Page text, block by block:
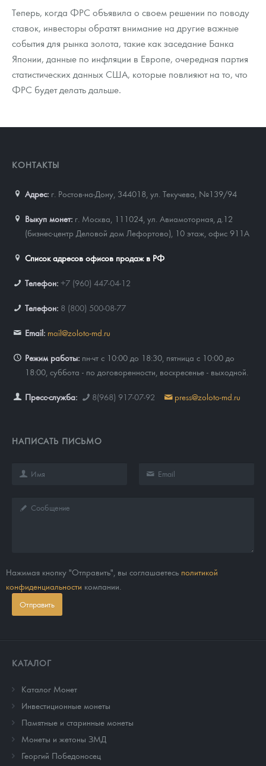
Теперь, когда ФРС объявила о своем решении по поводу
ставок, инвесторы обратят внимание на другие важные
события для рынка золота, такие как заседание Банка
Японии, данные по инфляции в Европе, очередная партия
статистических данных США, которые повлияют на то, что
ФРС будет делать дальше.
КОНТАКТЫ
Адрес: г. Ростов-на-Дону, 344018 ул. Текучева, №139/94
Выкуп монет: г. Москва, 111024, ул. Авиамоторная, д.12
(бизнес-центр Деловой дом Лефортово), 10 этаж, офис 911А
Список адресов офисов продаж в РФ
Телефон: +7 (960) 447-04-12
Телефон: 8 (800) 500-08-77
Email: mail@zoloto-md.ru
Режим работы: пн-чт с 10:00 до 18:30, пятница с 10:00 до
18:00, суббота - по договоренности, воскресенье - выходной.
Пресс-служба: 8(968) 917-07-92 press@zoloto-md.ru
НАПИСАТЬ ПИСЬМО
Нажимая кнопку "Отправить", вы соглашаетесь политикой
конфиденциальности компании.
Отправить
КАТАЛОГ
Каталог Монет
Инвестиционные монеты
Памятные и старинные монеты
Монеты и жетоны ЗМД
Георгий Победоносец